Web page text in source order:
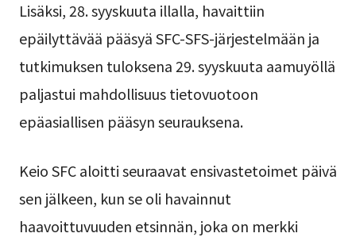
Lisäksi, 28. syyskuuta illalla, havaittiin
epäilyttävää pääsyä SFC-SFS-järjestelmään ja
tutkimuksen tuloksena 29. syyskuuta aamuyöllä
paljastui mahdollisuus tietovuotoon
epäasiallisen pääsyn seurauksena.
Keio SFC aloitti seuraavat ensivastetoimet päivä
sen jälkeen, kun se oli havainnut
haavoittuvuuden etsinnän, joka on merkki